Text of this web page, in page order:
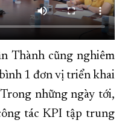
Thành cũng nghiêm
1 đơn vị triển khai
những ngày tới,
tác KPI tập trung